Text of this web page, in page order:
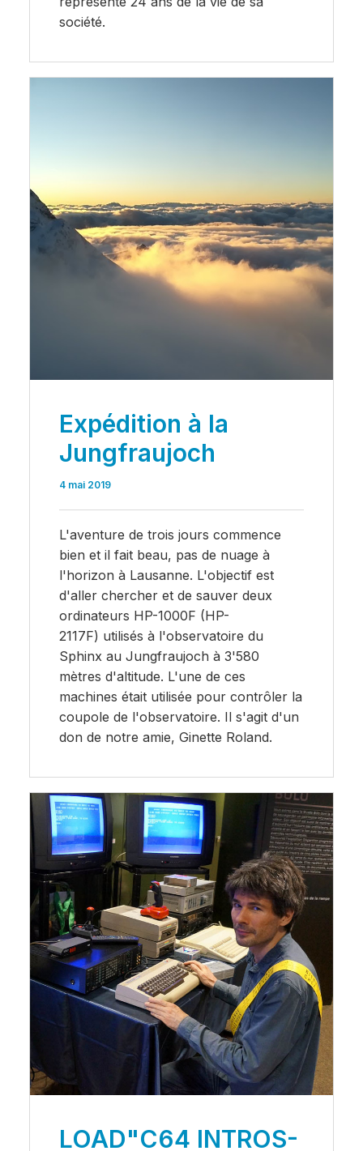
société.
Expédition à la
Jungfraujoch
4 mai 2019
L'aventure de trois jours commence
bien et il fait beau, pas de nuage à
l'horizon à Lausanne. L'objectif est
d'aller chercher et de sauver deux
ordinateurs HP-1000F (HP-
2117F) utilisés à l'observatoire du
Sphinx au Jungfraujoch à 3'580
mètres d'altitude. L'une de ces
machines était utilisée pour contrôler la
coupole de l'observatoire. Il s'agit d'un
don de notre amie, Ginette Roland.
LOAD"C64 INTROS-